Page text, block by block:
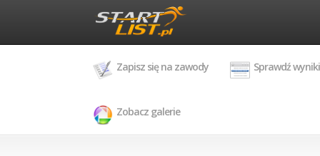
Zapisz się na zawody Sprawdź wyniki
Zobacz galerie